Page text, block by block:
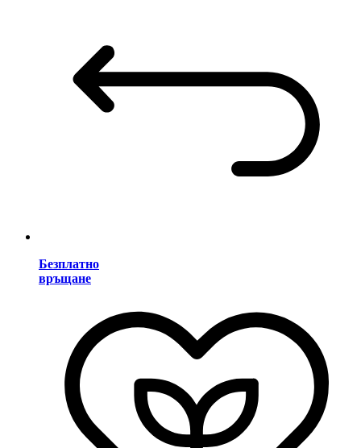
Безплатно
връщане